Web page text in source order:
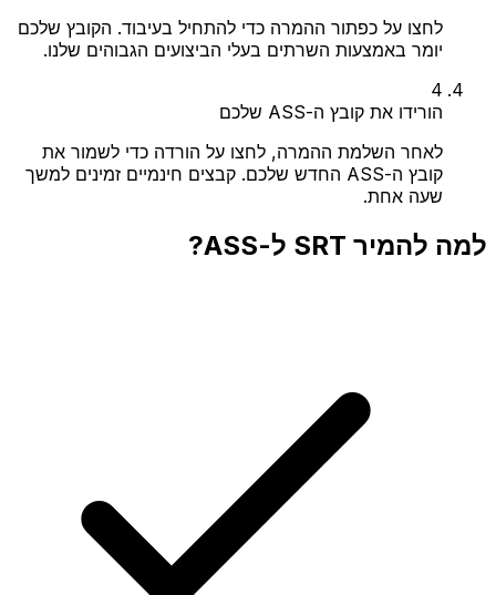
לחצו על כפתור ההמרה כדי להתחיל בעיבוד. הקובץ שלכם
יומר באמצעות השרתים בעלי הביצועים הגבוהים שלנו.
4
הורידו את קובץ ה-ASS שלכם
לאחר השלמת ההמרה, לחצו על הורדה כדי לשמור את
קובץ ה-ASS החדש שלכם. קבצים חינמיים זמינים למשך
שעה אחת.
למה להמיר SRT ל-ASS?